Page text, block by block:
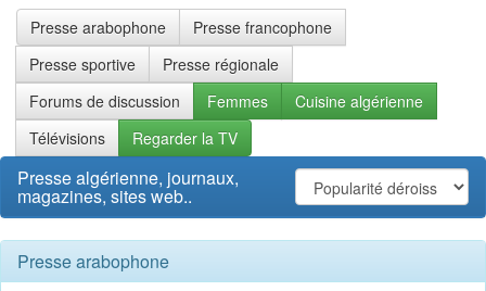
Presse arabophone
Presse francophone
Presse sportive
Presse régionale
Forums de discussion
Femmes
Cuisine algérienne
Télévisions
Regarder la TV
Presse algérienne, journaux,
magazines, sites web..
Presse arabophone